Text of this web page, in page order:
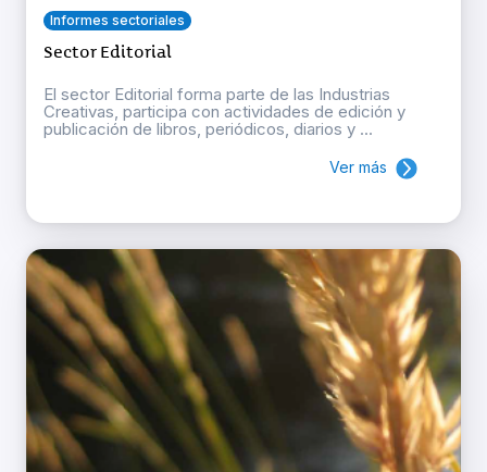
Informes sectoriales
Sector Editorial
El sector Editorial forma parte de las Industrias
Creativas, participa con actividades de edición y
publicación de libros, periódicos, diarios y ...
Ver más